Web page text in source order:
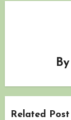
By
Related Post